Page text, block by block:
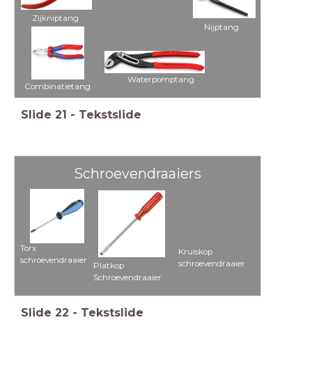
Zijkniptang
Combinatietang
Waterpomptang
Nijptang
Slide 21 - Tekstslide
Schroevendraaiers
Kruiskop
schroevendraaier
Platkop
Schroevendraaier
Torx
schroevendraaier
Slide 22 - Tekstslide